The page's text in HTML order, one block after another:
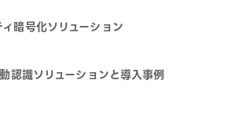
暗号化ソリューション
認識ソリューションと導入事例